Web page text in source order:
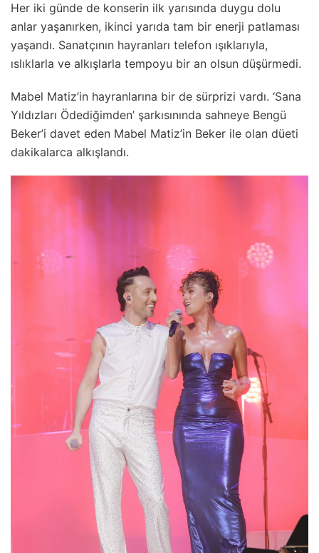
Her iki günde de konserin ilk yarısında duygu dolu
anlar yaşanırken, ikinci yarıda tam bir enerji patlaması
yaşandı. Sanatçının hayranları telefon ışıklarıyla,
ıslıklarla ve alkışlarla tempoyu bir an olsun düşürmedi.
Mabel Matiz’in hayranlarına bir de sürprizi vardı. ‘Sana
Yıldızları Ödediğimden’ şarkısınında sahneye Bengü
Beker’i davet eden Mabel Matiz’in Beker ile olan düeti
dakikalarca alkışlandı.